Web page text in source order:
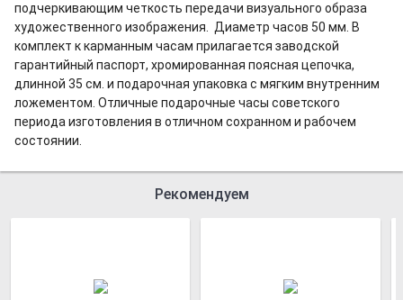
подчеркивающим четкость передачи визуального образа
художественного изображения. Диаметр часов 50 мм. В
комплект к карманным часам прилагается заводской
гарантийный паспорт, хромированная поясная цепочка,
длинной 35 см. и подарочная упаковка с мягким внутренним
ложементом. Отличные подарочные часы советского
периода изготовления в отличном сохранном и рабочем
состоянии.
Рекомендуем